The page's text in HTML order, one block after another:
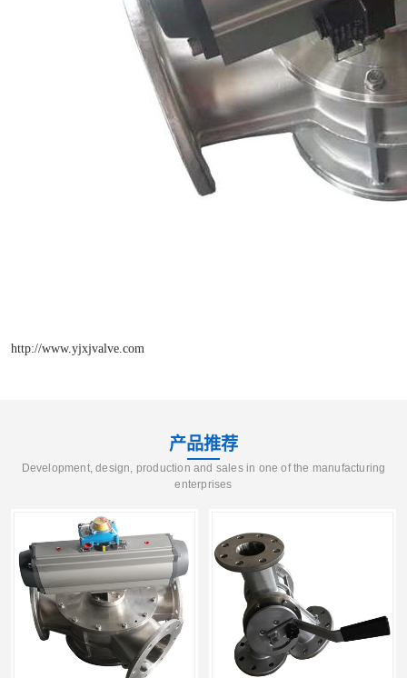
http://www.yjxjvalve.com
产品推荐
Development, design, production and sales in one of the manufacturing
enterprises